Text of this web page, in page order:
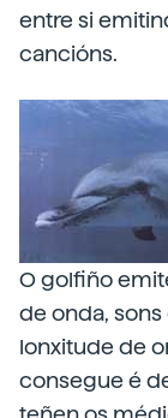
entre si
cancións.
O golfiño
de onda,
lonxitude de
consegue é